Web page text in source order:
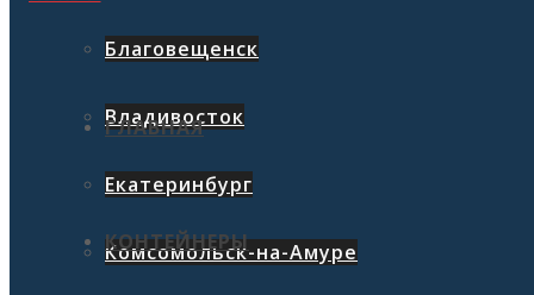
Благовещенск
Владивосток
Екатеринбург
Комсомольск-на-Амуре
ГЛАВНАЯ
КОНТЕЙНЕРЫ